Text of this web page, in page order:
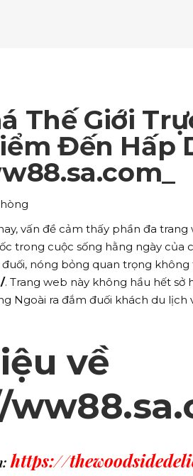
Separators
Google Maps
Image Gallery
Thế Giới
Đến Hấp
vấn đề cảm thấy phần đa
trong cuộc sống hằng ngày của
nóng bỏng quan trọng
. Trang web này không hầu hết
Ngoài ra đắm đuối khách du lịch
về
https://